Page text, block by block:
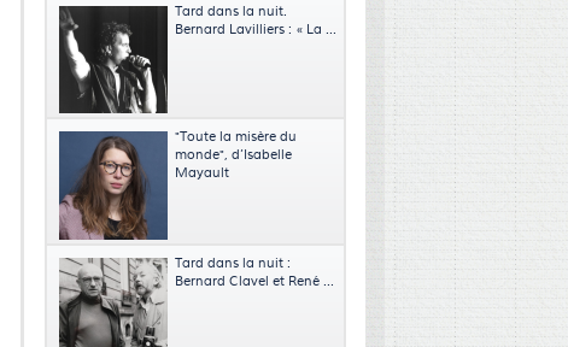
Tard dans la nuit.
Bernard Lavilliers : « La ...
"Toute la misère du
monde", d’Isabelle
Mayault
Tard dans la nuit :
Bernard Clavel et René ...